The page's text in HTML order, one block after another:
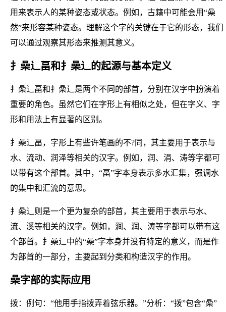
用来表示人的某种姿态或状态。例如，古籍中可能会用“喿
然”来形容某种姿态。理解这个字的关键在于它的形态，我们
可以通过观察其形态来推测其意义。
扌喿辶畐和扌喿辶的起源与基本定义
扌喿辶畐和扌喿辶是两个不同的部首，分别在汉字中扮演着
重要的角色。虽然它们在字形上有相似之处，但在字义、字
形和用法上有显著的区别。
扌喿辶畐，字形上有些许笔画的不?同，其主要用于表示与
水、流动、润泽等相关的汉字。例如，润、涓、涛等字都可
以带有这个部首。其中，“畐”字本身表示多水汇集，强调水
的集中和汇流的意思。
扌喿辶则是一个更为复杂的部首，其主要用于表示与水、
流、溪等相关的汉字。例如，涧、润、涛等字都可以带有这
个部首。扌喿辶中的“喿”字本身并没有特定的意义，而是作
为部首的一部分，主要起到分类和构造汉字的作用。
喿字部的实际应用
拨：例句：“他用手指拨弄着弦乐器。”分析：“拨”包含“喿”